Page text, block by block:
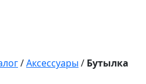
/Аксессуары / Бутылка